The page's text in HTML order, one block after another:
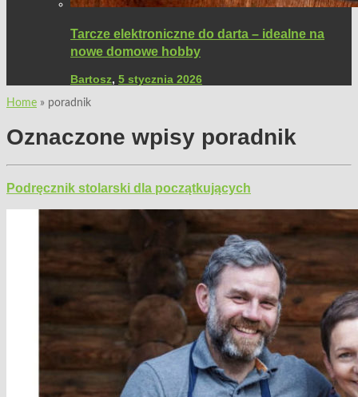
Tarcze elektroniczne do darta – idealne na
nowe domowe hobby
Bartosz, 5 stycznia 2026
Home » poradnik
Oznaczone wpisy poradnik
Podręcznik stolarski dla początkujących